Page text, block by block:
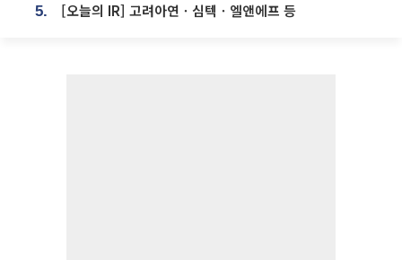
5. [오늘의 IR] 고려아연ㆍ심텍ㆍ엘앤에프 등